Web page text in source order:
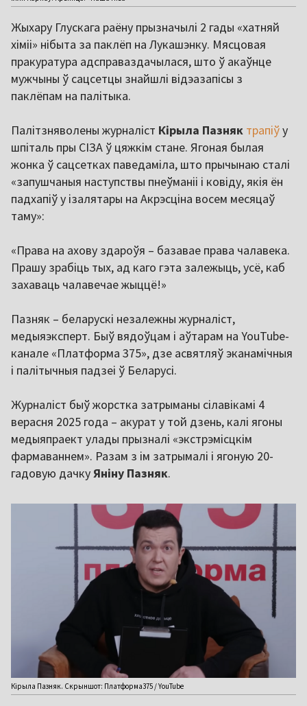
Жыхару Глускага раёну прызначылі 2 гады «хатняй
хіміі» нібыта за паклёп на Лукашэнку. Мясцовая
пракуратура адсправаздачылася, што ў акаўнце
мужчыны ў сацсетцы знайшлі відэазапісы з
паклёпам на палітыка.
Палітзняволены журналіст Кірыла Пазняк трапіўу
шпіталь пры СІЗА ў цяжкім стане. Ягоная былая
жонка ў сацсетках паведаміла, што прычынаю сталі
«запушчаныя наступствы пнеўманіі і ковіду, якія ён
падхапіў у ізалятары на Акрэсціна восем месяцаў
таму»:
«Права на ахову здароўя – базавае права чалавека.
Прашу зрабіць тых, ад каго гэта залежыць, усё, каб
захаваць чалавечае жыццё!»
Пазняк – беларускі незалежны журналіст,
медыяэксперт. Быў вядоўцам і аўтарам на YouTube-
канале «Платформа 375», дзе асвятляў эканамічныя
і палітычныя падзеі ў Беларусі.
Журналіст быў жорстка затрыманы сілавікамі 4
верасня 2025 года – акурат у той дзень, калі ягоны
медыяпраект улады прызналі «экстрэмісцкім
фармаваннем». Разам з ім затрымалі і ягоную 20-
гадовую дачку Яніну Пазняк.
Кірыла Пазняк. Скрыншот: Платформа375 / YouTube